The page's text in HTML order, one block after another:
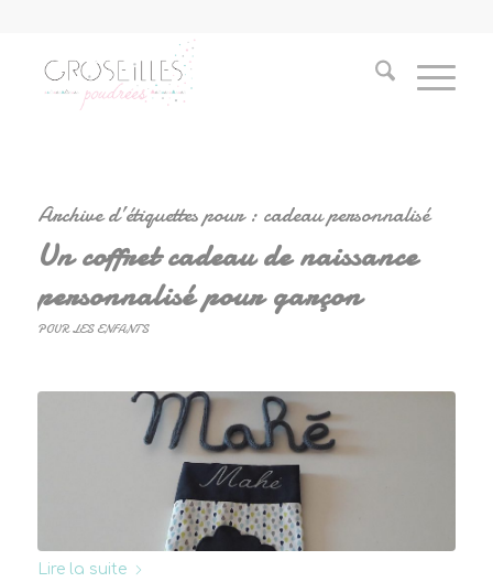
Archive d’étiquettes pour : cadeau personnalisé
Un coffret cadeau de naissance
personnalisé pour garçon
POUR LES ENFANTS
Lire la suite